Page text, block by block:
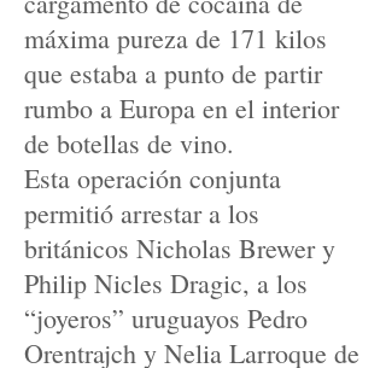
máxima pureza de 171 kilos
que estaba a punto de partir
rumbo a Europa en el interior
de botellas de vino.
Esta operación conjunta
permitió arrestar a los
británicos Nicholas Brewer y
Philip Nicles Dragic, a los
“joyeros” uruguayos Pedro
Orentrajch y Nelia Larroque de